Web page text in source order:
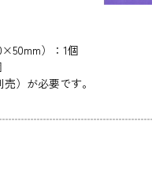
）：1個
）が必要です。